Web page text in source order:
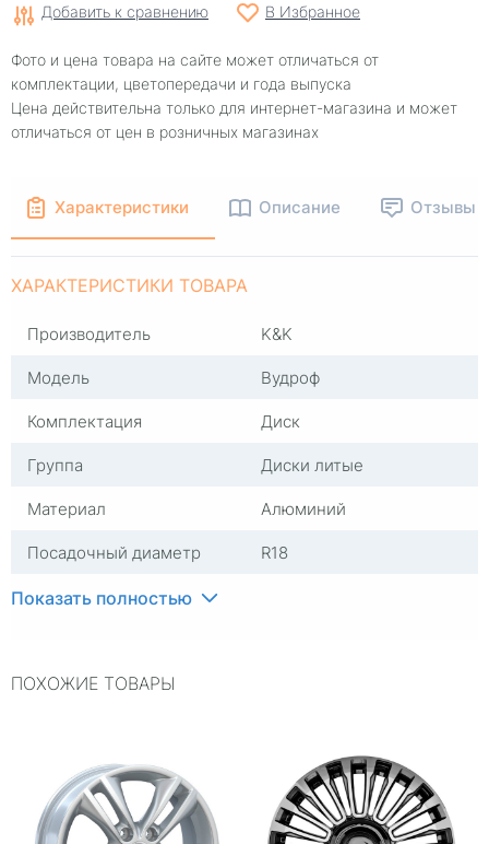
Добавить к сравнению В Избранное
Фото и цена товара на сайте может отличаться от
комплектации, цветопередачи и года выпуска
Цена действительна только для интернет-магазина и может
отличаться от цен в розничных магазинах
Характеристики Описание Отзывы
ХАРАКТЕРИСТИКИ ТОВАРА
Производитель
K&K
Модель
Вудроф
Комплектация
Диск
Группа
Диски литые
Материал
Алюминий
Посадочный диаметр
R18
Сверловка
ЦО
Применяемость
Универсальные
Тип диска
Литые
Показать полностью
ПОХОЖИЕ ТОВАРЫ